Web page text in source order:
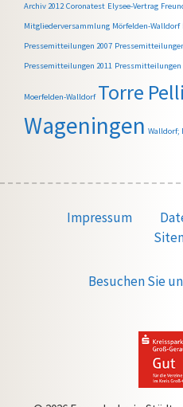
Archiv 2012 Coronatest Elysee-Vertrag
Mitgliederversammlung Mörfelden-Walldorf
Pressemitteilungen 2007
Pressemitteilungen 2011 Pressmitteilungen
Moerfelden-Walldorf Torre
Wageningen Walldorf;
Impressum
Besuchen Sie